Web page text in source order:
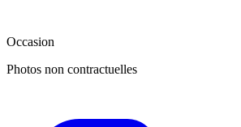
Occasion
Photos non contractuelles